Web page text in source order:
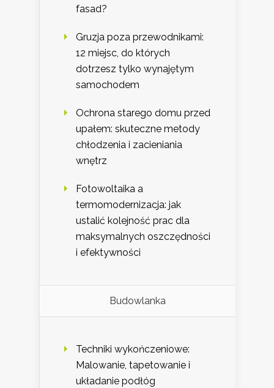
fasad?
Gruzja poza przewodnikami:
12 miejsc, do których
dotrzesz tylko wynajętym
samochodem
Ochrona starego domu przed
upałem: skuteczne metody
chłodzenia i zacieniania
wnętrz
Fotowoltaika a
termomodernizacja: jak
ustalić kolejność prac dla
maksymalnych oszczędności
i efektywności
Budowlanka
Techniki wykończeniowe:
Malowanie, tapetowanie i
układanie podłóg